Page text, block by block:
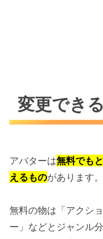
変更でき
アバターは無料でも
えるものがあります。
無料の物は「アクシ
ー」などとジャンル